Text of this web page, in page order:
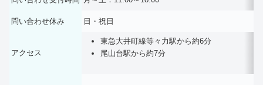
問い合わせ休み 日・祝日
アクセス
東急大井町線等々力駅から約6分
尾山台駅から約7分